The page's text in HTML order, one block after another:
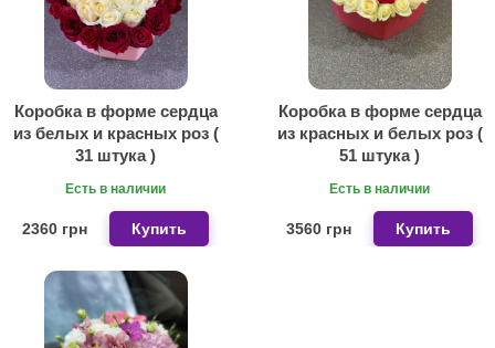
Коробка в форме сердца
из белых и красных роз (
31 штука )
Есть в наличии
2360 грн Купить
Коробка в форме сердца
из красных и белых роз (
51 штука )
Есть в наличии
3560 грн Купить